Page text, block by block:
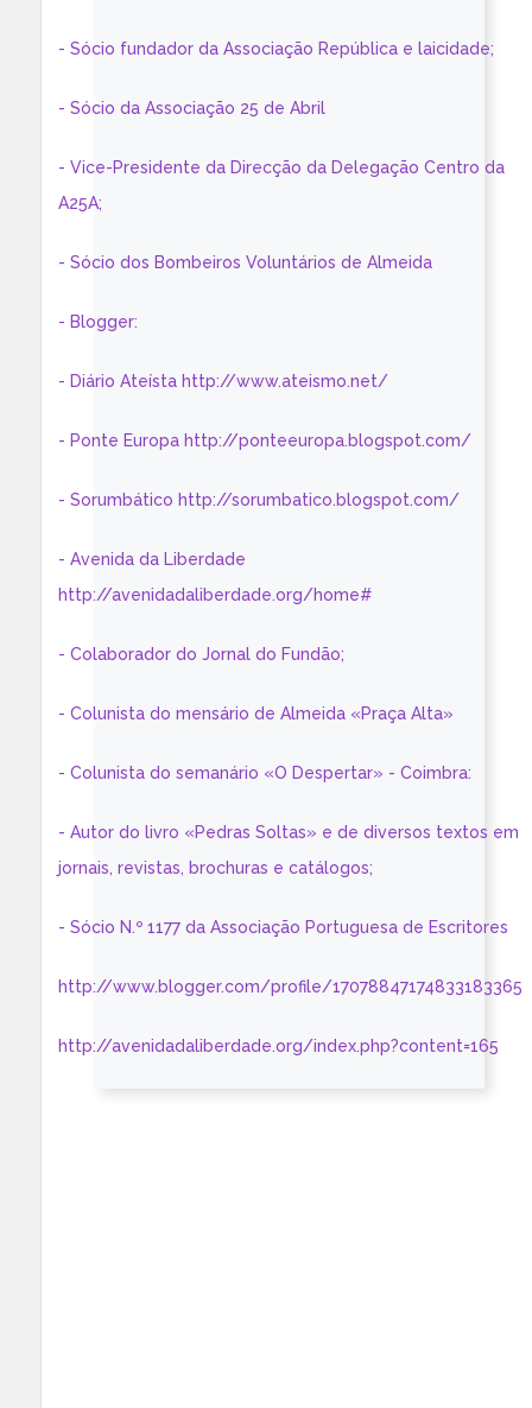
- Sócio fundador da Associação República e laicidade;
- Sócio da Associação 25 de Abril
- Vice-Presidente da Direcção da Delegação Centro da
A25A;
- Sócio dos Bombeiros Voluntários de Almeida
- Blogger:
- Diário Ateísta http://www.ateismo.net/
- Ponte Europa http://ponteeuropa.blogspot.com/
- Sorumbático http://sorumbatico.blogspot.com/
- Avenida da Liberdade
http://avenidadaliberdade.org/home#
- Colaborador do Jornal do Fundão;
- Colunista do mensário de Almeida «Praça Alta»
- Colunista do semanário «O Despertar» - Coimbra:
- Autor do livro «Pedras Soltas» e de diversos textos em
jornais, revistas, brochuras e catálogos;
- Sócio N.º 1177 da Associação Portuguesa de Escritores
http://www.blogger.com/profile/17078847174833183365
http://avenidadaliberdade.org/index.php?content=165